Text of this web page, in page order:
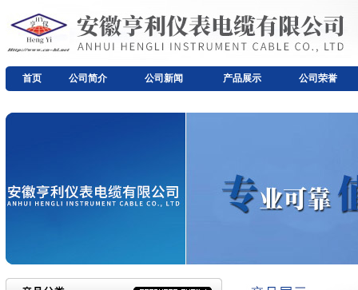
首页 公司简介 公司新闻 产品展示 公司荣誉